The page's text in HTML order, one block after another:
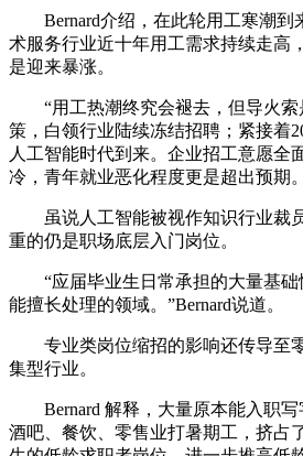
Bernard介绍，在此轮用工寒潮到
术服务行业近十年用工需求持续走高
是迎来暴涨。
“用工热潮终究会褪去，但导火索
策，白领行业陆续冻结招聘；紧接着
人工智能时代到来。企业招工意愿全
冷，青年就业恶化程度更是超出预期
虽说人工智能被视作知识行业裁
重的仍是职场底层入门岗位。
“应届毕业生日常承担的大量基础
能擅长处理的领域。”Bernard说道。
专业类岗位缩招的影响还传导至
集型行业。
Bernard 解释，大量原本能入职写
酒吧、餐饮、零售业打暑期工，挤占